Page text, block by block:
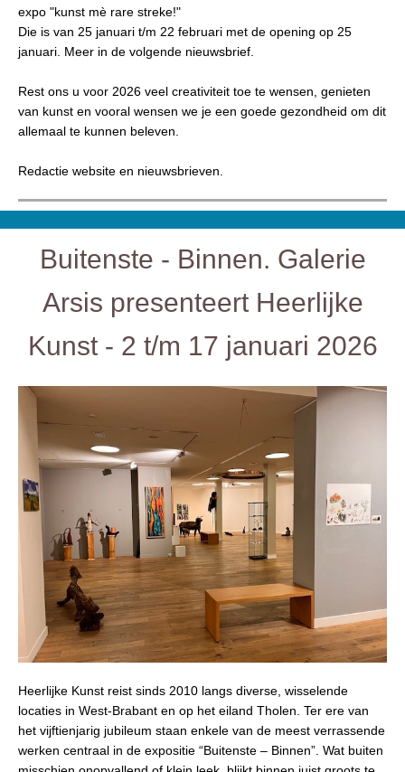
expo "kunst mè rare streke!"
Die is van 25 januari t/m 22 februari met de opening op 25
januari. Meer in de volgende nieuwsbrief.
Rest ons u voor 2026 veel creativiteit toe te wensen, genieten
van kunst en vooral wensen we je een goede gezondheid om dit
allemaal te kunnen beleven.
Redactie website en nieuwsbrieven.
Buitenste - Binnen. Galerie
Arsis presenteert Heerlijke
Kunst - 2 t/m 17 januari 2026
Heerlijke Kunst reist sinds 2010 langs diverse, wisselende
locaties in West-Brabant en op het eiland Tholen. Ter ere van
het vijftienjarig jubileum staan enkele van de meest verrassende
werken centraal in de expositie “Buitenste – Binnen”. Wat buiten